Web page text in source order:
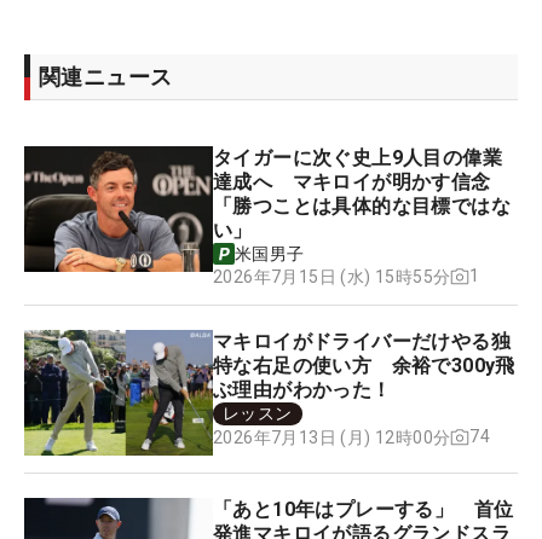
関連ニュース
タイガーに次ぐ史上9人目の偉業
達成へ マキロイが明かす信念
「勝つことは具体的な目標ではな
い」
米国男子
2026年7月15日 (水) 15時55分
1
マキロイがドライバーだけやる独
特な右足の使い方 余裕で300y飛
ぶ理由がわかった！
レッスン
2026年7月13日 (月) 12時00分
74
「あと10年はプレーする」 首位
発進マキロイが語るグランドスラ